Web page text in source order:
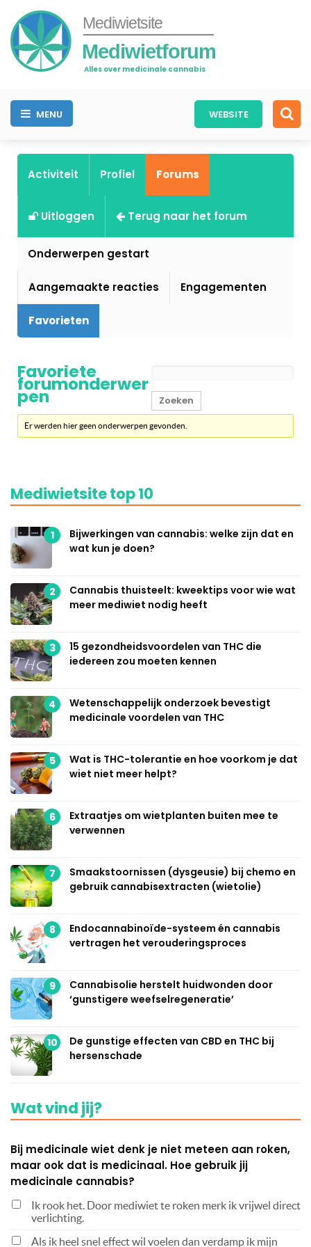
Mediwietsite
Mediwietforum
Alles over medicinale cannabis
MENU WEBSITE
Activiteit Profiel Forums
Uitloggen Terug naar het forum
Onderwerpen gestart
Aangemaakte reacties Engagementen
Favorieten
Favoriete
forumonderwer
pen
Er werden hier geen onderwerpen gevonden.
Mediwietsite top 10
1
Bijwerkingen van cannabis: welke zijn dat en
wat kun je doen?
2
Cannabis thuisteelt: kweektips voor wie wat
meer mediwiet nodig heeft
3
15 gezondheidsvoordelen van THC die
iedereen zou moeten kennen
4
Wetenschappelijk onderzoek bevestigt
medicinale voordelen van THC
5
Wat is THC-tolerantie en hoe voorkom je dat
wiet niet meer helpt?
6
Extraatjes om wietplanten buiten mee te
verwennen
7
Smaakstoornissen (dysgeusie) bij chemo en
gebruik cannabisextracten (wietolie)
8
Endocannabinoïde-systeem én cannabis
vertragen het verouderingsproces
9
Cannabisolie herstelt huidwonden door
‘gunstigere weefselregeneratie’
10
De gunstige effecten van CBD en THC bij
hersenschade
Wat vind jij?
Bij medicinale wiet denk je niet meteen aan roken,
maar ook dat is medicinaal. Hoe gebruik jij
medicinale cannabis?
Ik rook het. Door mediwiet te roken merk ik vrijwel direct
verlichting.
Als ik heel snel effect wil voelen dan verdamp ik mijn